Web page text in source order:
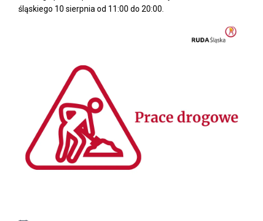
śląskiego 10 sierpnia od 11:00 do 20:00.